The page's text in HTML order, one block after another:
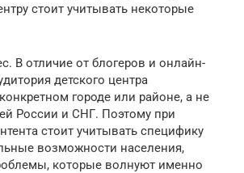
стоит учитывать некоторые
В отличие от блогеров и онлайн-
детского центра
городе или районе, а не
России и СНГ. Поэтому при
стоит учитывать специфику
возможности населения,
которые волнуют именно